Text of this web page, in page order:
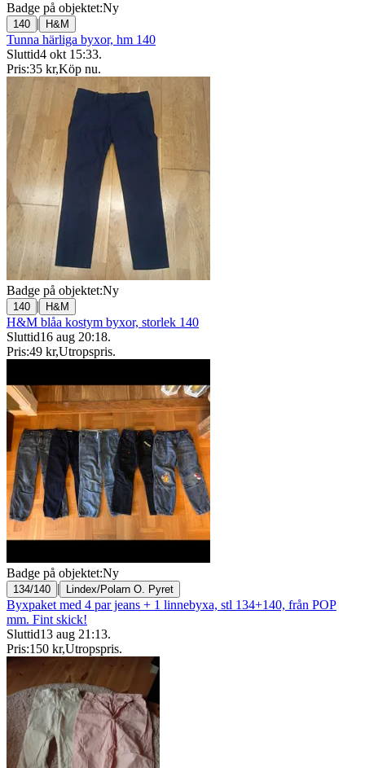
Badge på objektet:Ny
140 | H&M
Tunna härliga byxor, hm 140
Sluttid4 okt 15:33.
Pris:35 kr,Köp nu.
Badge på objektet:Ny
140 | H&M
H&M blåa kostym byxor, storlek 140
Sluttid16 aug 20:18.
Pris:49 kr,Utropspris.
Badge på objektet:Ny
134/140 | Lindex/Polarn O. Pyret
Byxpaket med 4 par jeans + 1 linnebyxa, stl 134+140, från POP
mm. Fint skick!
Sluttid13 aug 21:13.
Pris:150 kr,Utropspris.